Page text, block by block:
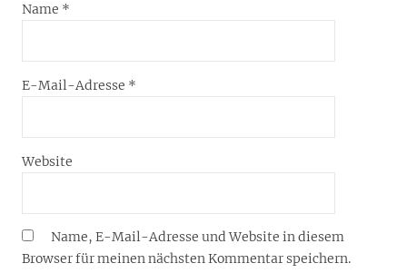
Name *
E-Mail-Adresse *
Website
Name, E-Mail-Adresse und Website in diesem
Browser für meinen nächsten Kommentar speichern.